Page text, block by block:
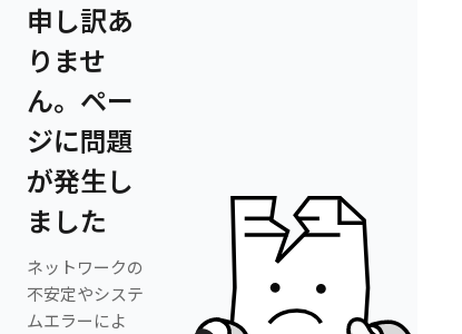
申し訳あ
りませ
ん。ペー
ジに問題
が発生し
ました
ネットワークの
不安定やシステ
ムエラーによ